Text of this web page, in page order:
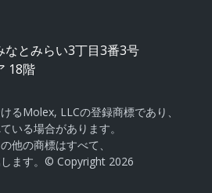
とみらい3丁目3番3号
18階
るMolex, LLCの登録商標であり、
いる場合があります。
他の商標はすべて、
ます。© Copyright 2026